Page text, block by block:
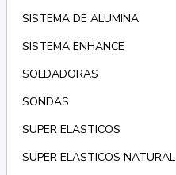
SISTEMA DE ALUMINA
SISTEMA ENHANCE
SOLDADORAS
SONDAS
SUPER ELASTICOS
SUPER ELASTICOS NATURAL